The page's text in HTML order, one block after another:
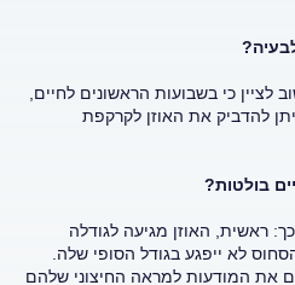
לציין כי בשבועות הראשונים לחיים,
להדביק את האוזן לקרקפת
בולטות?
לכך: ראשית, האוזן מגיעה לגודלה
לא ייפגע בגודל הסופי שלה.
את המודעות למראה החיצוני שלהם